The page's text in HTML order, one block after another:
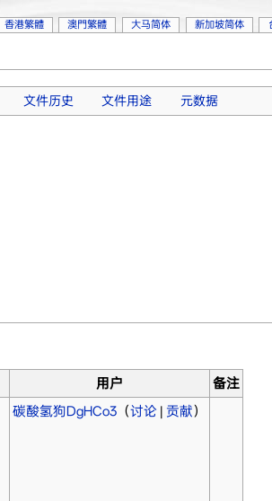
文件历史 文件用途 元数据
用户
备注
碳酸氢狗DgHCo3（讨论| 贡献）
香港繁體 澳門繁體 大马简体 新加坡简体